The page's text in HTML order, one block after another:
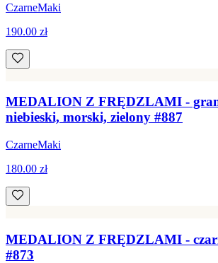
CzarneMaki
190.00 zł
MEDALION Z FRĘDZLAMI -
niebieski, morski, zielony #887
CzarneMaki
180.00 zł
MEDALION Z FRĘDZLAMI -
#873